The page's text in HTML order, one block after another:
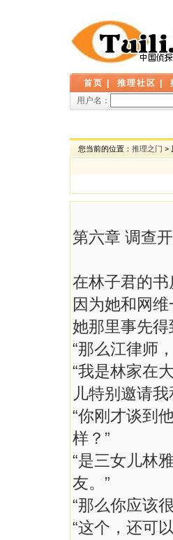
首页 推理社区
用户名：
您当前的位置： 推理之门 >
第六章 调查
在林子君的
因为她和网
她那里事先
“那么江律师
“我是林家在
儿特别邀请
“你刚才谈到
样？”
“是三女儿林
友。”
“那么你应该
“这个，还可